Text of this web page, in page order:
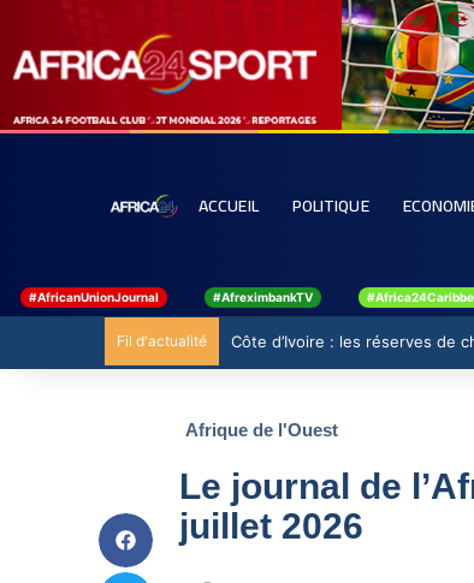
ACCUEIL POLITIQUE
#AfricanUnionJournal #AfreximbankTV
Fil d'actualité Côte d’Ivoire : les réserves de
Afrique de l'Ouest
Le journal de
juillet 2026